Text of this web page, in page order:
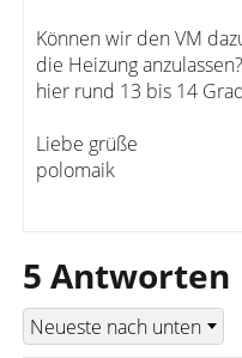
Können wir den VM
die Heizung
hier rund 13 bis 14
Liebe grüße
polomaik
5 Antworten